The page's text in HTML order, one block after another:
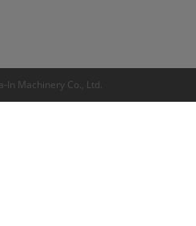
In Machinery Co., Ltd.